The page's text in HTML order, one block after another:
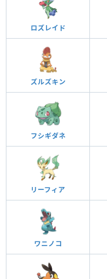
ロズレイド
ズルズキン
フシギダネ
リーフィア
ワニノコ